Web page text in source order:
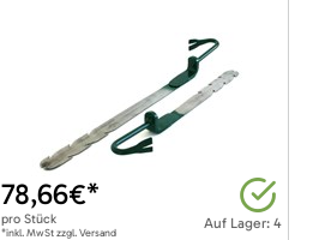
Auf Lager: 4
78,66€*
proStück
*inkl. MwSt zzgl. Versand